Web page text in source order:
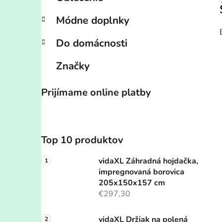
Módne doplnky
Do domácnosti
Značky
Prijímame online platby
Top 10 produktov
vidaXL Záhradná hojdačka,
impregnovaná borovica
205x150x157 cm
€297,30
vidaXL Držiak na polená